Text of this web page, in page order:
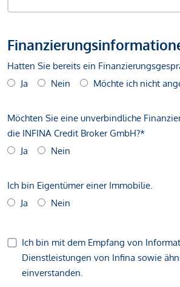
Hatten Sie bereits ein
Ja
Nein Möchte ich nicht
Möchten Sie eine unverbindliche
die INFINA Credit Broker GmbH?*
Ja
Nein
Ich bin Eigentümer einer Immobilie.
Ja
Nein
Ich bin mit dem Empfang von
Dienstleistungen von Infina sowie
einverstanden.